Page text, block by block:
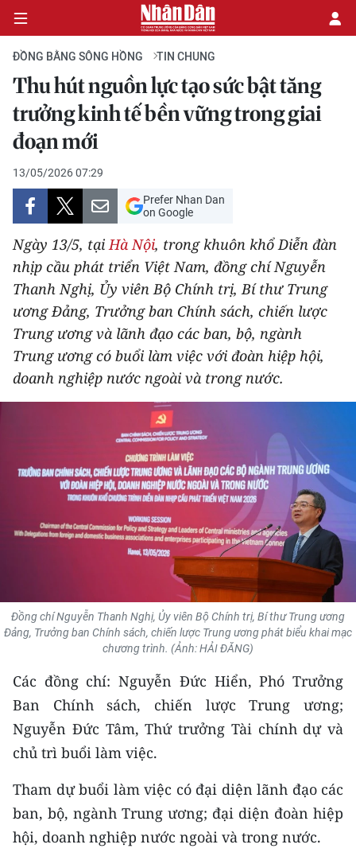
CHÍNH TRỊ
KINH TẾ
VĂN HÓA
XÃ HỘI
PHÁP LUẬT
DU LỊCH
THẾ GIỚI
THỂ THAO
KHOA HỌC - CÔNG NGHỆ
MÔI TRƯỜNG
KIỂM CHỨNG THÔNG TIN
TRI THỨC CHUYÊN SÂU
54 DÂN TỘC VIỆT NAM
CHƯƠNG TRÌNH OCOP - MỖI XÃ
MỘT SẢN PHẨM
RADIO
MEDIA CENTER
ĐỒNG BẰNG SÔNG HỒNG TIN CHUNG
Thu hút nguồn lực tạo sức bật tăng
trưởng kinh tế bền vững trong giai
đoạn mới
13/05/2026 07:29
Prefer Nhan Dan
on Google
Ngày 13/5, tạiHà Nội, trong khuôn khổ Diễn đàn
nhịp cầu phát triển Việt Nam, đồng chí Nguyễn
Thanh Nghị, Ủy viên Bộ Chính trị, Bí thư Trung
ương Đảng, Trưởng ban Chính sách, chiến lược
Trung ương và lãnh đạo các ban, bộ, ngành
Trung ương có buổi làm việc với đoàn hiệp hội,
doanh nghiệp nước ngoài và trong nước.
Đồng chí Nguyễn Thanh Nghị, Ủy viên Bộ Chính trị, Bí thư Trung ương
Đảng, Trưởng ban Chính sách, chiến lược Trung ương phát biểu khai mạc
chương trình. (Ảnh: HẢI ĐĂNG)
Các đồng chí: Nguyễn Đức Hiển, Phó Trưởng
Ban Chính sách, chiến lược Trung ương;
Nguyễn Đức Tâm, Thứ trưởng Tài chính dự và
chủ trì buổi làm việc.
Tham dự buổi làm việc có đại diện lãnh đạo các
ban, bộ, ngành Trung ương; đại diện đoàn hiệp
hội, doanh nghiệp nước ngoài và trong nước.